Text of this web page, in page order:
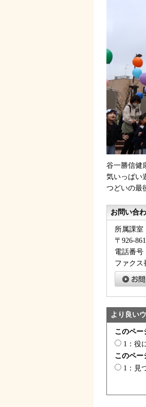
谷一勝信健
気いっぱい
つどいの最
お問い合
所属課室
〒926-
電話番号
ファクス
より良い
このペー
1：役
このペー
1：見